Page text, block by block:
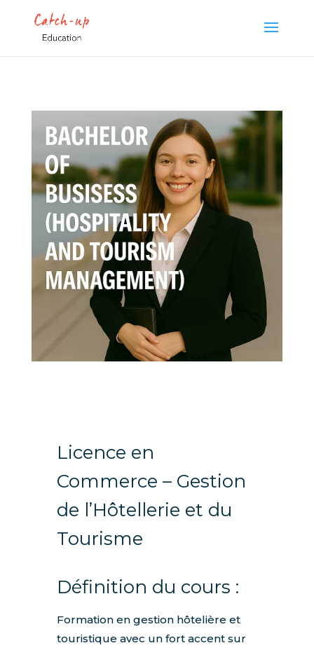
Licence en
Commerce – Gestion
de l’Hôtellerie et du
Tourisme
Définition du cours :
Formation en gestion hôtelière et
touristique avec un fort accent sur